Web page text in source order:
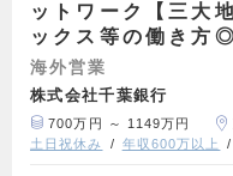
ットワーク【三大
ックス等の働き方◎
海外営業
株式会社千葉銀行
700万円 ～ 1149万円
土日祝休み
年収600万以上